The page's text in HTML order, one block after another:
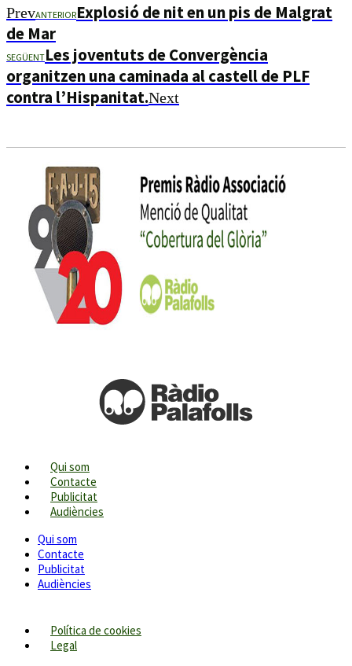
PrevANTERIORExplosió de nit en un pis de Malgrat
de Mar
SEGÜENTLes joventuts de Convergència
organitzen una caminada al castell de PLF
contra l’Hispanitat.Next
Qui som
Contacte
Publicitat
Audiències
Qui som
Contacte
Publicitat
Audiències
Política de cookies
Legal